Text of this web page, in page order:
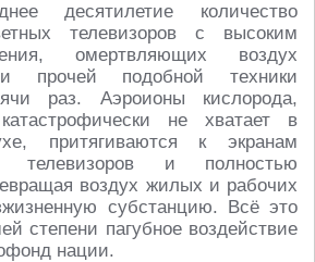
десятилетие количество
телевизоров с высоким
омертвляющих воздух
и прочей подобной техники
раз. Аэроионы кислорода,
не хватает в
притягиваются к экранам
телевизоров и полностью
воздух жилых и рабочих
субстанцию. Всё это
степени пагубное воздействие
нации.